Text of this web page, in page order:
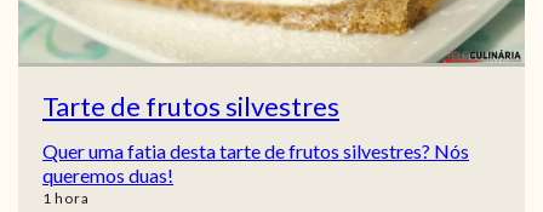
Tarte de frutos silvestres
Quer uma fatia desta tarte de frutos silvestres? Nós
queremos duas!
1 hora
hora